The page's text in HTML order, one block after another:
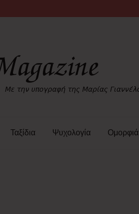
Ταξίδια Ψυχολογία Ομορφιά